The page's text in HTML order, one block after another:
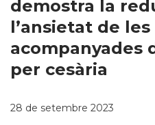
demostra la
l’ansietat de
acompanyades
per cesària
28 de setembre 2023